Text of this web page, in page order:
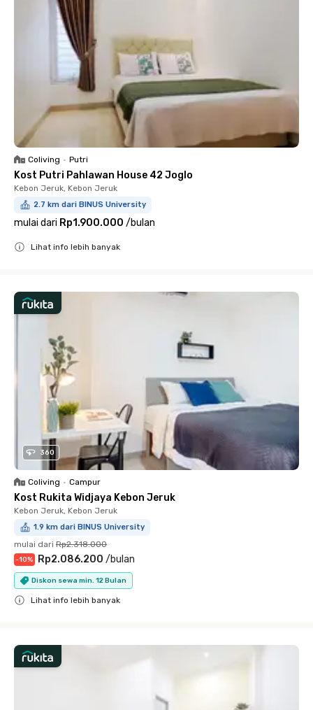
Coliving • Putri
Kost Putri Pahlawan House 42 Joglo
Kebon Jeruk, Kebon Jeruk
2.7 km dari BINUS University
mulai dari Rp1.900.000 /bulan
Lihat info lebih banyak
360
Coliving • Campur
Kost Rukita Widjaya Kebon Jeruk
Kebon Jeruk, Kebon Jeruk
1.9 km dari BINUS University
mulai dari Rp2.318.000
-10% Rp2.086.200 /bulan
Diskon sewa min. 12 Bulan
Lihat info lebih banyak